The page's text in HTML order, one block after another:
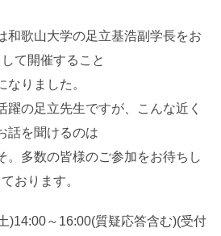
和歌山大学の足立基浩副学長をお
て開催すること
なりました。
躍の足立先生ですが、こんな近く
話を聞けるのは
。多数の皆様のご参加をお待ちし
ております。
)14:00～16:00(質疑応答含む)(受付